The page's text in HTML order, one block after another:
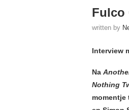
Fulco
written by
Interview
Na
Nothing
momentje